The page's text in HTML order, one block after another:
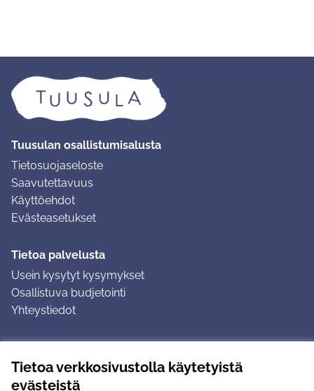
Tietoa verkkosivustolla käytetyistä
evästeistä
Tuusulan osallistumisalusta
Tietosuojaseloste
Saavutettavuus
Käyttöehdot
Evästeasetukset
Tietoa palvelusta
Usein kysytyt kysymykset
Osallistuva budjetointi
Yhteystiedot
Ohjeet kirjautumiseen